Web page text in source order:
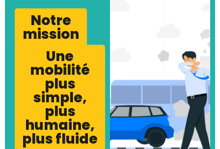
Notre
mission
Une
mobilité
plus
simple,
plus
humaine,
plus fluide